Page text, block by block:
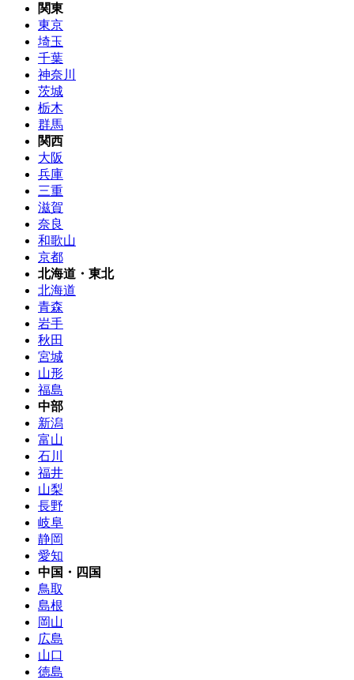
関東
東京
埼玉
千葉
神奈川
茨城
栃木
群馬
関西
大阪
兵庫
三重
滋賀
奈良
和歌山
京都
北海道・東北
北海道
青森
岩手
秋田
宮城
山形
福島
中部
新潟
富山
石川
福井
山梨
長野
岐阜
静岡
愛知
中国・四国
鳥取
島根
岡山
広島
山口
徳島